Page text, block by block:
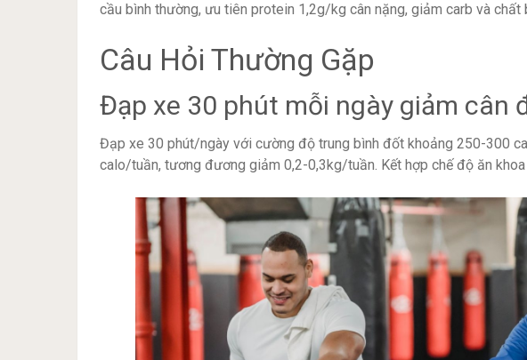
cầu bình thường, ưu tiên protein 1,2g/kg cân nặng, giảm carb và
Câu Hỏi Thường Gặp
Đạp xe 30 phút mỗi ngày giảm cân
Đạp xe 30 phút/ngày với cường độ trung bình đốt khoảng 250-300
calo/tuần, tương đương giảm 0,2-0,3kg/tuần. Kết hợp chế độ ăn